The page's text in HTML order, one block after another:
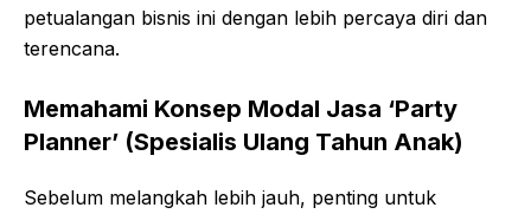
petualangan bisnis ini dengan lebih percaya diri dan
terencana.
Memahami Konsep Modal Jasa ‘Party
Planner’ (Spesialis Ulang Tahun Anak)
Sebelum melangkah lebih jauh, penting untuk